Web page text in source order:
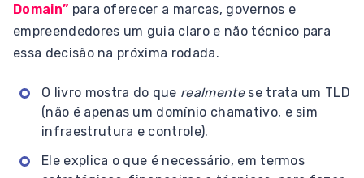
Domain” para oferecer a marcas, governos e
empreendedores um guia claro e não técnico para
essa decisão na próxima rodada.
O livro mostra do que realmentese trata um TLD
(não é apenas um domínio chamativo, e sim
infraestrutura e controle).
Ele explica o que é necessário, em termos